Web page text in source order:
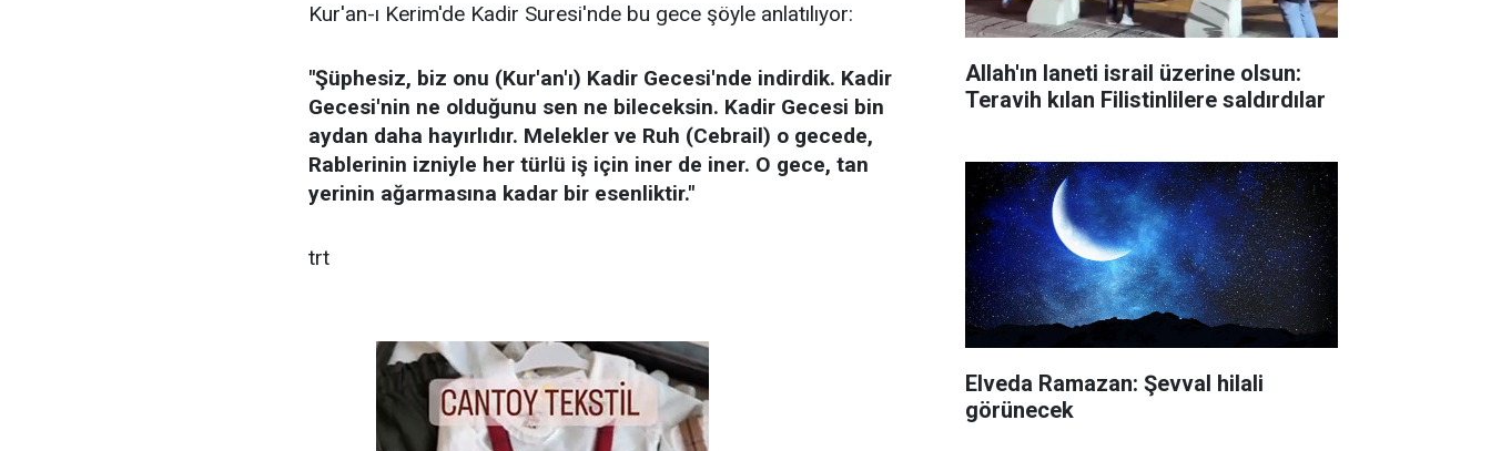
Kur'an-ı Kerim'de Kadir Suresi'nde bu gece şöyle anlatılıyor:
"Şüphesiz, biz onu (Kur'an'ı) Kadir Gecesi'nde indirdik. Kadir
Gecesi'nin ne olduğunu sen ne bileceksin. Kadir Gecesi bin
aydan daha hayırlıdır. Melekler ve Ruh (Cebrail) o gecede,
Rablerinin izniyle her türlü iş için iner de iner. O gece, tan
yerinin ağarmasına kadar bir esenliktir."
trt
Allah'ın laneti israil üzerine olsun:
Teravih kılan Filistinlilere saldırdılar
Elveda Ramazan: Şevval hilali
görünecek